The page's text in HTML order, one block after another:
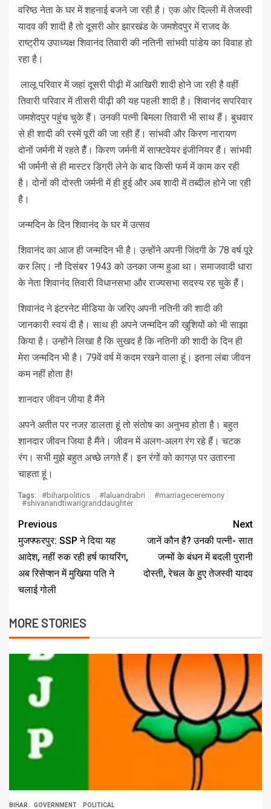
वरिष्ठ नेता के घर में शहनाई बजने जा रही है। एक ओर दिल्‍ली में तेजस्‍वी
यादव की शादी है तो दूसरी ओर झारखंड के जमशेदपुर में राजद के
राष्ट्रीय उपाध्यक्ष शिवानंद तिवारी की नतिनी सांभवी पांडेय का विवाह हो
रहा है।
लालू परिवार में जहां दूसरी पीढ़ी में आखिरी शादी होने जा रही है वहीं
तिवारी परिवार में तीसरी पीढ़ी की यह पहली शादी है। शिवानंद सपरिवार
जमशेदपुर पहुंच चुके हैं। उनकी पत्नी बिमला तिवारी भी साथ हैं। बुधवार
से ही शादी की रस्में पूरी की जा रही हैं। सांभवी और किरण नारायण
दोनों जर्मनी में रहते हैैं। किरण जर्मनी में साफ्टवेयर इंजीनियर हैं। सांभवी
भी जर्मनी से ही मास्टर डिग्री लेने के बाद किसी फर्म में काम कर रही
है। दोनों की दोस्ती जर्मनी में ही हुई और अब शादी में तब्दील होने जा रही
है।
जन्‍मदिन के दिन शिवानंद के घर में उत्‍सव
शिवानंद का आज ही जन्मदिन भी है। उन्होंने अपनी जिंदगी के 78 वर्ष पूरे
कर लिए। नौ दिसंबर 1943 को उनका जन्म हुआ था। समाजवादी धारा
के नेता शिवानंद तिवारी विधानसभा और राज्यसभा सदस्य रह चुके हैं।
शिवानंद ने इंटरनेट मीडिया के जरिए अपनी नतिनी की शादी की
जानकारी स्वयं दी है। साथ ही अपने जन्मदिन की खुशियों को भी साझा
किया है। उन्होंने लिखा है कि सुखद है कि नतिनी की शादी के दिन ही
मेरा जन्मदिन भी है। 79वें वर्ष में कदम रखने वाला हूं। इतना लंबा जीवन
कम नहीं होता है!
शानदार जीवन जीया है मैंने
अपने अतीत पर नजऱ डालता हूं तो संतोष का अनुभव होता है। बहुत
शानदार जीवन जिया है मैंने। जीवन में अलग-अलग रंग रहे हैं। चटक
रंग। सभी मुझे बहुत अच्छे लगते हैं। इन रंगों को कागज़़ पर उतारना
चाहता हूं।
Tags: #biharpolitics #laluandrabri
#marriageceremony
#shivanandtiwarigranddaughter
Previous
मुजफ्फरपुर: SSP ने दिया यह
आदेश, नहीं रुक रही हर्ष फायरिंग,
अब रिसेप्शन में मुखिया पति ने
चलाई गोली
Next
जानें कौन है? उनकी पत्नी- सात
जन्मों के बंधन में बदली पुरानी
दोस्ती, रेचल के हुए तेजस्वी यादव
MORE STORIES
BIHAR GOVERNMENT POLITICAL